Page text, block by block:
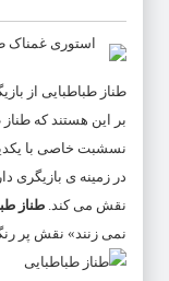
طناز طباطبایی از
بر این هستند که طناز
نسشبت خاصی با
در زمینه ی بازیگری
نقش می کند. طناز
نمی زنند» نقش پر